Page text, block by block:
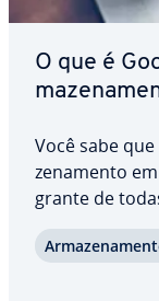
O que é
Você sabe
ze­na­mento
grante de
de espaço de
arquivos,